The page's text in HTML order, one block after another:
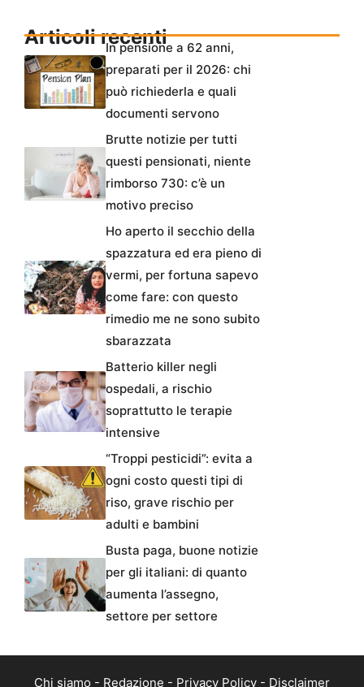
Articoli recentiIn pensione a 62 anni,
preparati per il 2026: chi
può richiederla e quali
documenti servono
Brutte notizie per tutti
questi pensionati, niente
rimborso 730: c’è un
motivo preciso
Ho aperto il secchio della
spazzatura ed era pieno di
vermi, per fortuna sapevo
come fare: con questo
rimedio me ne sono subito
sbarazzata
Batterio killer negli
ospedali, a rischio
soprattutto le terapie
intensive
“Troppi pesticidi”: evita a
ogni costo questi tipi di
riso, grave rischio per
adulti e bambini
Busta paga, buone notizie
per gli italiani: di quanto
aumenta l’assegno,
settore per settore
Chi siamo - Redazione - Privacy Policy - Disclaimer